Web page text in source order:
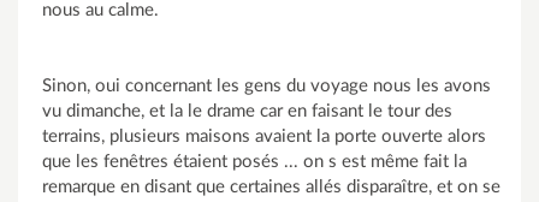
nous au calme.
Sinon, oui concernant les gens du voyage nous les avons
vu dimanche, et la le drame car en faisant le tour des
terrains, plusieurs maisons avaient la porte ouverte alors
que les fenêtres étaient posés ... on s est même fait la
remarque en disant que certaines allés disparaître, et on se